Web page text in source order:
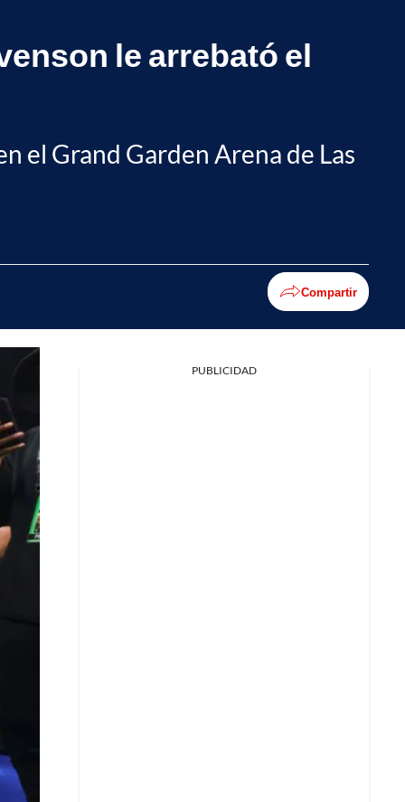
le arrebató el
el Grand Garden Arena de Las
Compartir
PUBLICIDAD